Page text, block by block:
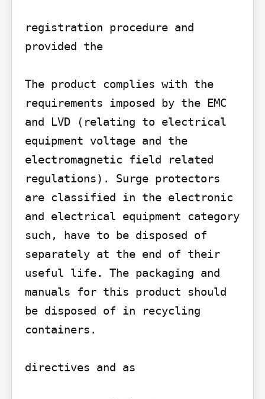
registration procedure and
provided the
The product complies with the
requirements imposed by the EMC
and LVD (relating to electrical
equipment voltage and the
electromagnetic field related
regulations). Surge protectors
are classified in the electronic
and electrical equipment category
such, have to be disposed of
separately at the end of their
useful life. The packaging and
manuals for this product should
be disposed of in recycling
containers.
directives and as